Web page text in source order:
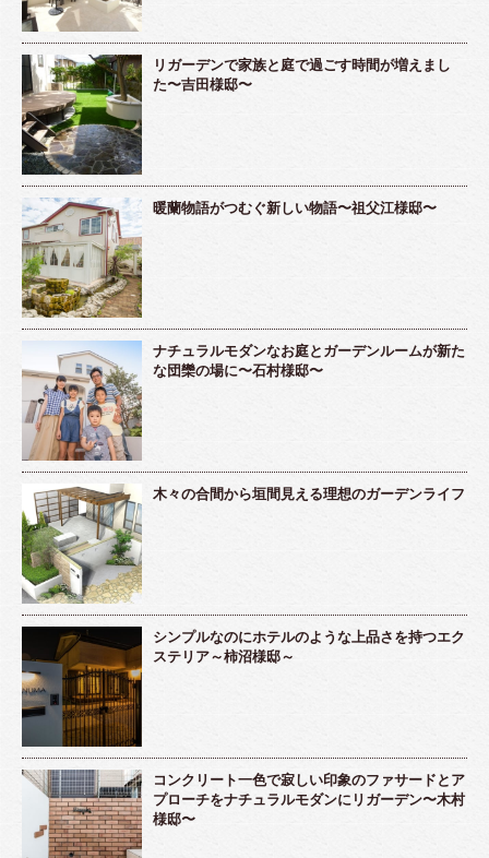
リガーデンで家族と庭で過ごす時間が増えまし
た〜吉田様邸〜
暖蘭物語がつむぐ新しい物語〜祖父江様邸〜
ナチュラルモダンなお庭とガーデンルームが新た
な団欒の場に〜石村様邸〜
木々の合間から垣間見える理想のガーデンライフ
シンプルなのにホテルのような上品さを持つエク
ステリア～柿沼様邸～
コンクリート一色で寂しい印象のファサードとア
プローチをナチュラルモダンにリガーデン〜木村
様邸〜